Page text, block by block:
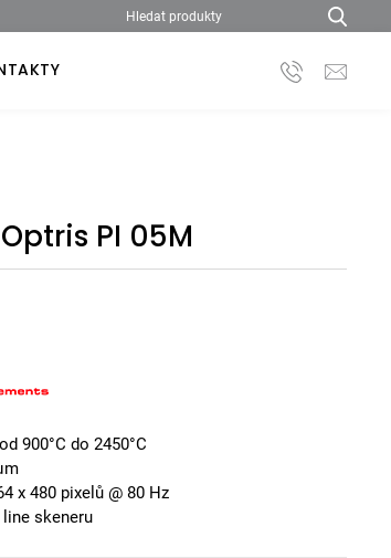
PI 05M
900°C do 2450°C
x 480 pixelů @ 80 Hz
skeneru